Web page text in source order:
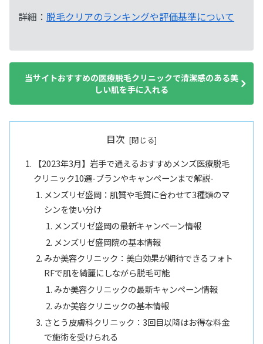
詳細： 脱毛クリアのランキングや評価基準について
当サイトおすすめの医療脱毛クリニックで清潔感のある美
しい肌を手に入れる
目次
【2023年3月】岩手で通えるおすすめメンズ医療脱毛
クリニック10選-ブランやキャンペーンまで解説-
メンズリゼ盛岡：肌質や毛質に合わせて3種類のマ
シンを使い分け
メンズリゼ盛岡の最新キャンペーン情報
メンズリゼ盛岡院の基本情報
みか美容クリニック：美白効果が期待できるフォト
RFで肌を綺麗にしながら脱毛可能
みか美容クリニックの最新キャンペーン情報
みか美容クリニックの基本情報
さとう皮膚科クリニック：3回目以降はお得な料金
で施術を受けられる